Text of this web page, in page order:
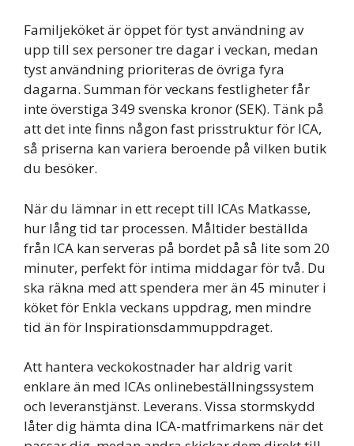
Familjeköket är öppet för tyst användning av
upp till sex personer tre dagar i veckan, medan
tyst användning prioriteras de övriga fyra
dagarna. Summan för veckans festligheter får
inte överstiga 349 svenska kronor (SEK). Tänk på
att det inte finns någon fast prisstruktur för ICA,
så priserna kan variera beroende på vilken butik
du besöker.
När du lämnar in ett recept till ICAs Matkasse,
hur lång tid tar processen. Måltider beställda
från ICA kan serveras på bordet på så lite som 20
minuter, perfekt för intima middagar för två. Du
ska räkna med att spendera mer än 45 minuter i
köket för Enkla veckans uppdrag, men mindre
tid än för Inspirationsdammuppdraget.
Att hantera veckokostnader har aldrig varit
enklare än med ICAs onlinebeställningssystem
och leveranstjänst. Leverans. Vissa stormskydd
låter dig hämta dina ICA-matfrimarkens när det